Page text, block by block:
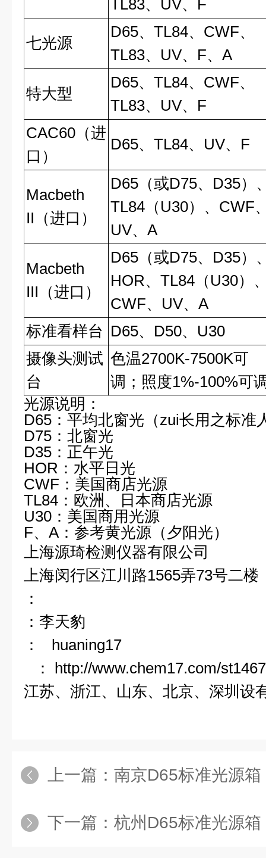
TL83、UV、F
七光源
D65、TL84、CWF、
TL83、UV、F、A
特大型
D65、TL84、CWF、
TL83、UV、F
CAC60（进
口）
D65、TL84、UV、F
Macbeth
II（进口）
D65（或D75、D35）
TL84（U30）、CWF
UV、A
Macbeth
III（进口）
D65（或D75、D35）
HOR、TL84（U30）
CWF、UV、A
标准看样台 D65、D50、U30
摄像头测试
台
色温2700K-7500K可
调；照度1%-100%可
光源说明：
D65 ：平均北窗光（zui长用之标准
D75 ：北窗光
D35 ：正午光
HOR ：水平日光
CWF ：美国商店光源
TL84 ：欧洲、日本商店光源
U30 ：美国商用光源
F、A：参考黄光源（夕阳光）
上海源琦检测仪器有限公司
上海闵行区江川路1565弄73号二楼
：
：李天豹
：
huaning17
：
http://www.chem17.com/
江苏、浙江、山东、北京、深圳设
上一篇： 南京D65标准光源箱，南京四光源箱
下一篇： 杭州D65标准光源箱